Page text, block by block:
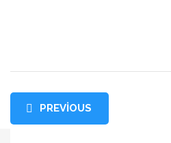
PREVIOUS